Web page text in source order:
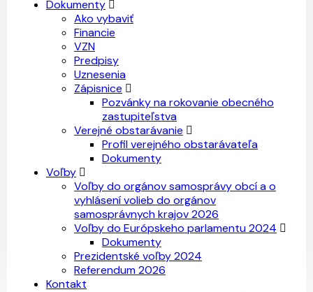
Dokumenty
Ako vybaviť
Financie
VZN
Predpisy
Uznesenia
Zápisnice
Pozvánky na rokovanie obecného
zastupiteľstva
Verejné obstarávanie
Profil verejného obstarávateľa
Dokumenty
Voľby
Voľby do orgánov samosprávy obcí a o
vyhlásení volieb do orgánov
samosprávnych krajov 2026
Voľby do Európskeho parlamentu 2024
Dokumenty
Prezidentské voľby 2024
Referendum 2026
Kontakt